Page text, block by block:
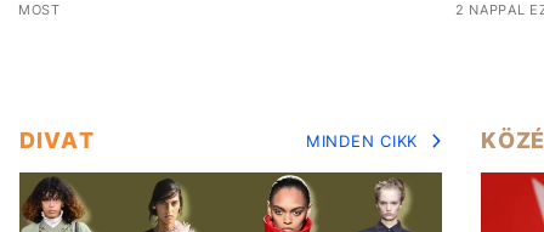
MOST 2 NAPPAL
DIVAT MINDEN CIKK